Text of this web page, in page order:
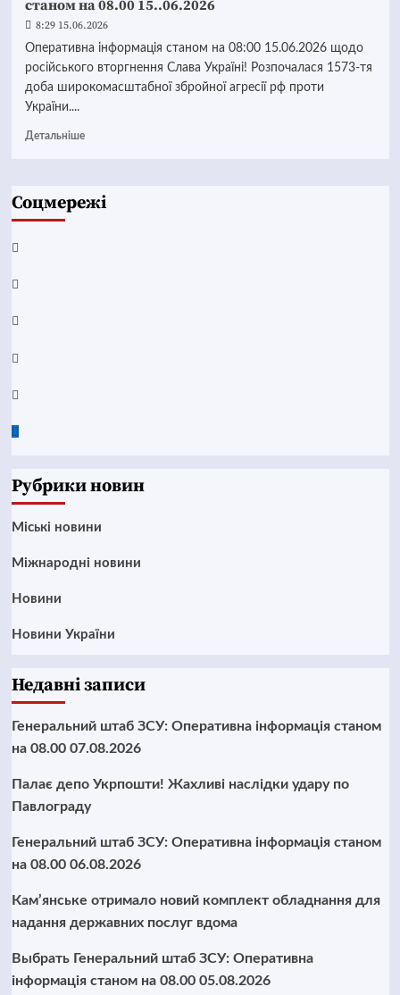
станом на 08.00 15..06.2026
8:29 15.06.2026
Оперативна інформація станом на 08:00 15.06.2026 щодо
російського вторгнення Слава Україні! Розпочалася 1573-тя
доба широкомасштабної збройної агресії рф проти
України....
Детальніше
Соцмережі
Facebook
YouTube
Telegram
Instagram
Twitter
Google
Рубрики новин
Mіські новини
Міжнародні новини
Новини
Новини України
Недавні записи
Генеральний штаб ЗСУ: Оперативна інформація станом
на 08.00 07.08.2026
Палає депо Укрпошти! Жахливі наслідки удару по
Павлограду
Генеральний штаб ЗСУ: Оперативна інформація станом
на 08.00 06.08.2026
Кам’янське отримало новий комплект обладнання для
надання державних послуг вдома
Выбрать Генеральний штаб ЗСУ: Оперативна
інформація станом на 08.00 05.08.2026